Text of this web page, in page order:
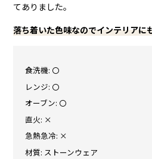
てありました。
落ち着いた色味なのでインテリアに
食洗機: 〇
レンジ: 〇
オーブン: 〇
直火: ×
急熱急冷: ×
材質: ストーンウェア